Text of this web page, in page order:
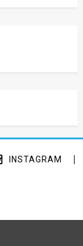
INSTAGRAM